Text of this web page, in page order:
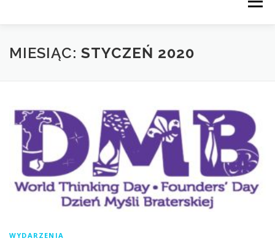
AKTUALNOŚCI HUFIEC DLA RODZICÓW
MIESIĄC: STYCZEŃ 2020
WYDARZENIA